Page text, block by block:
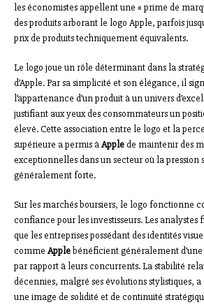
les économistes appellent une « prime de
des produits arborant le logo Apple, parfois
prix de produits techniquement équivalents.
Le logo joue un rôle déterminant dans la
d’Apple. Par sa simplicité et son élégance, il
l’appartenance d’un produit à un univers
justifiant aux yeux des consommateurs un
élevé. Cette association entre le logo et la
supérieure a permis àApplede maintenir des
exceptionnelles dans un secteur où la pression
généralement forte.
Sur les marchés boursiers, le logo fonctionne
confiance pour les investisseurs. Les analystes
que les entreprises possédant des identités
comme Applebénéficient généralement
par rapport à leurs concurrents. La stabilité
décennies, malgré ses évolutions stylistiques,
une image de solidité et de continuité